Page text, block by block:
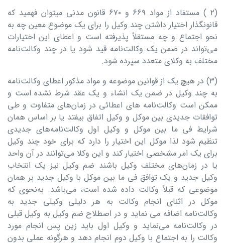
(۲ ) مستفاد از مواد ۶۶۹ و ۶۷۰ قانون مدنی میتوان فهمید که
قانونگذار اختیار داشتن چند وکیل را برای یک موضوع معین چه به
نحو اجتماع و چه مستقلاً پذیرفته است و اعطای این اختیارات
می‌تواند در ضمن یک وکالت‌نامه قید شود یا در چند وکالت‌نامه
مختلف به وکلای متعدد سپرده شود.
(۳) در هیچ یک از قوانین موضوعه و مواد مذکور اعطای وکالت‌نامه
به چند وکیل در ضمن یک انشاء و یک عقد شرط نشده است و
ممکن است وکالت‌نامه های اعطائی در زمان‌های متفاوت و طی
توافقات جدیدی بین موکل و وکیل اتفاق بیفتد یا بر اساس همان
شرایط فى ما بین موکل و وکیل اول وکالت‌نامه‌های جدیدی
تنظیم شود لذا موکل این اختیار را دارد که برای خود چند وکیل
برای یک امر مشخصی اختیار کند و این وکلا می‌توانند در آن واحد
یا در زمان‌های مختلف وکیل باشند ضم وکیل نیز یک انتخاب
وکیل جدید و یک توافق فی ما بین موکل با وکیل جدید بر همان
موضوعی که قبلاً وکالت داده شده است، می‌باشد. به‌نحوی که
موکل در اثنای انجام وکالت به هر دلیلی وکیلی جدید به
وکالت‌نامه اضافه می نماید و در اصطلاح ضم وکیل به وکیل قبلی
در وکالت‌نامه می‌نماید و وکیل اول باید زین پس انجام مورد
وکالت را به اجتماع با وکیل دوم انجام دهد و هرگونه عملی بدون